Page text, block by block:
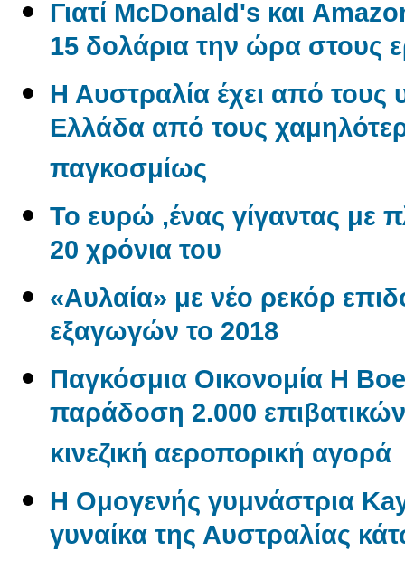
Γιατί McDonald's και
15 δολάρια την ώρα στους
Η Αυστραλία έχει από τους
Ελλάδα από τους
παγκοσμίως
Το ευρώ ,ένας γίγαντας με
20 χρόνια του
«Αυλαία» με νέο ρεκόρ
εξαγωγών το 2018
Παγκόσμια Οικονομία Η
παράδοση 2.000
κινεζική αεροπορική αγορά
Η Ομογενής γυμνάστρια
γυναίκα της Αυστραλίας